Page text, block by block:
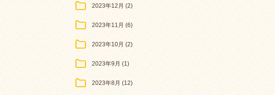
2023年12月 (2)
2023年11月 (6)
2023年10月 (2)
2023年9月 (1)
2023年8月 (12)